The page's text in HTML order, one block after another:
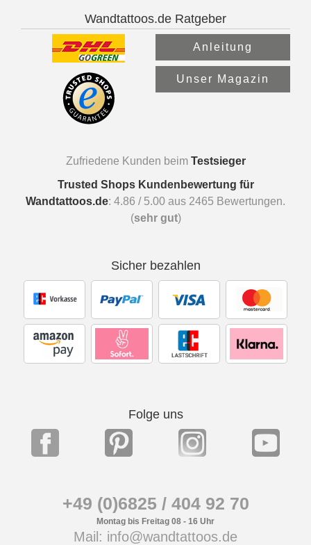
Wandtattoos.de Ratgeber
Anleitung
Unser Magazin
Zufriedene Kunden beim Testsieger
Trusted Shops Kundenbewertung für
Wandtattoos.de: 4.86 / 5.00 aus 2465 Bewertungen.
(sehr gut)
Sicher bezahlen
Folge uns
+49 (0)6825 / 404 92 70
Montag bis Freitag 08 - 16 Uhr
Mail: info@wandtattoos.de